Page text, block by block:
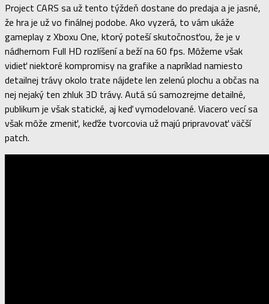
Project CARS sa už tento týždeň dostane do predaja a je jasné,
že hra je už vo finálnej podobe. Ako vyzerá, to vám ukáže
gameplay z Xboxu One, ktorý poteší skutočnosťou, že je v
nádhernom Full HD rozlíšení a beží na 60 fps. Môžeme však
vidieť niektoré kompromisy na grafike a napríklad namiesto
detailnej trávy okolo trate nájdete len zelenú plochu a občas na
nej nejaký ten zhluk 3D trávy. Autá sú samozrejme detailné,
publikum je však statické, aj keď vymodelované. Viacero vecí sa
však môže zmeniť, keďže tvorcovia už majú pripravovať väčší
patch.